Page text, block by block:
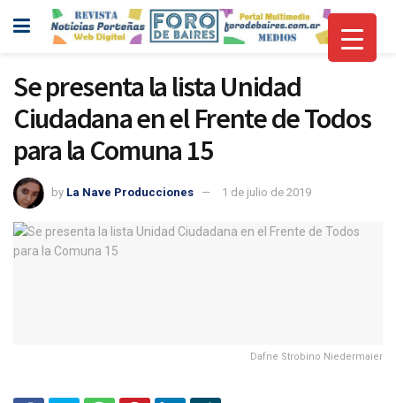
Se presenta la lista Unidad
Ciudadana en el Frente de Todos
para la Comuna 15
by La Nave Producciones 1 de julio de 2019
Dafne Strobino Niedermaier